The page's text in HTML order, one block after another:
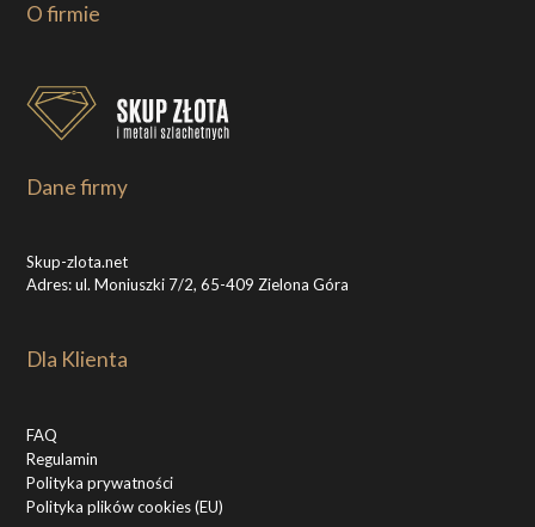
O firmie
Dane firmy
Skup-zlota.net
Adres: ul. Moniuszki 7/2, 65-409 Zielona Góra
Dla Klienta
FAQ
Regulamin
Polityka prywatności
Polityka plików cookies (EU)